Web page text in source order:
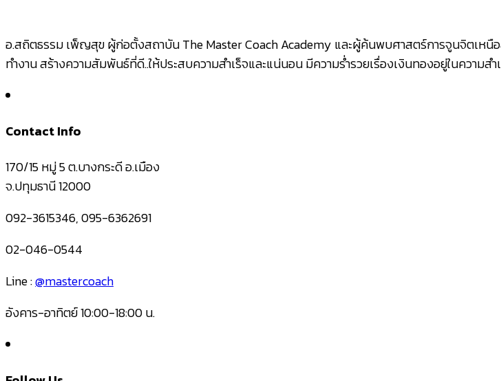
อ.สถิตธรรม เพ็ญสุข ผู้ก่อตั้งสถาบัน The Master Coach Academy และผู้ค้นพบศาสตร์การจูนจิตเหนือส
ทำงาน สร้างความสัมพันธ์ที่ดี..ให้ประสบความสำเร็จและแน่นอน มีความร่ำรวยเรื่องเงินทองอยู่ในความส
Contact Info
170/15 หมู่ 5 ต.บางกระดี อ.เมือง
จ.ปทุมธานี 12000
092-3615346, 095-6362691
02-046-0544
Line :@mastercoach
อังคาร-อาทิตย์ 10:00-18:00 น.